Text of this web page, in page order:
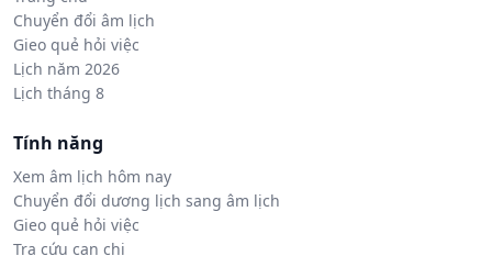
Chuyển đổi âm lịch
Gieo quẻ hỏi việc
Lịch năm 2026
Lịch tháng 8
Tính năng
Xem âm lịch hôm nay
Chuyển đổi dương lịch sang âm lịch
Gieo quẻ hỏi việc
Tra cứu can chi